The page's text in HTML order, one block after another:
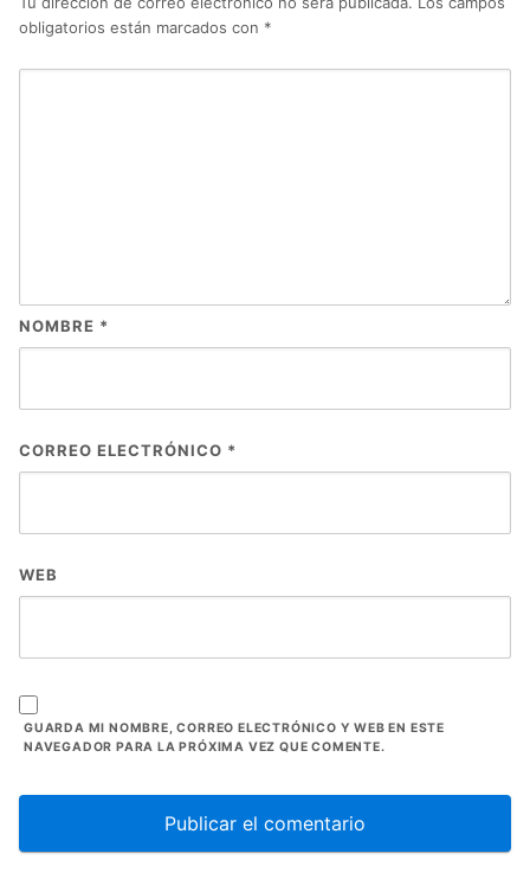
obligatorios están marcados con *
NOMBRE *
CORREO ELECTRÓNICO *
WEB
GUARDA MI NOMBRE, CORREO ELECTRÓNICO Y WEB EN ESTE
NAVEGADOR PARA LA PRÓXIMA VEZ QUE COMENTE.